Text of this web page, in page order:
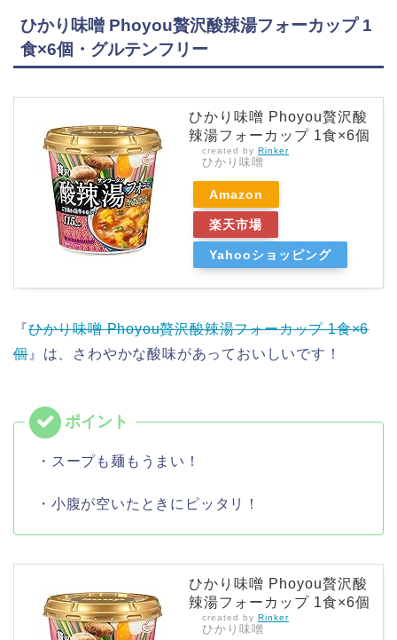
ひかり味噌 Phoyou贅沢酸辣湯フォーカップ 1
食×6個・グルテンフリー
ひかり味噌 Phoyou贅沢酸
辣湯フォーカップ 1食×6個
created by Rinker
ひかり味噌
Amazon
楽天市場
Yahooショッピング
『ひかり味噌 Phoyou贅沢酸辣湯フォーカップ 1食×6
個』は、さわやかな酸味があっておいしいです！
・スープも麺もうまい！
・小腹が空いたときにピッタリ！
ひかり味噌 Phoyou贅沢酸
辣湯フォーカップ 1食×6個
created by Rinker
ひかり味噌